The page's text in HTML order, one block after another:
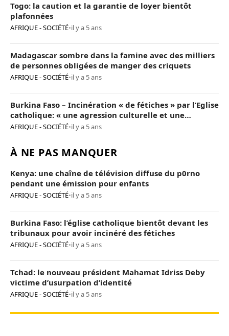
Togo: la caution et la garantie de loyer bientôt
plafonnées
AFRIQUE - SOCIÉTÉ•il y a 5 ans
Madagascar sombre dans la famine avec des milliers
de personnes obligées de manger des criquets
AFRIQUE - SOCIÉTÉ•il y a 5 ans
Burkina Faso – Incinération « de fétiches » par l’Eglise
catholique: « une agression culturelle et une
provocation de trop »
AFRIQUE - SOCIÉTÉ•il y a 5 ans
À NE PAS MANQUER
Kenya: une chaîne de télévision diffuse du p0rno
pendant une émission pour enfants
AFRIQUE - SOCIÉTÉ•il y a 5 ans
Burkina Faso: l’église catholique bientôt devant les
tribunaux pour avoir incinéré des fétiches
AFRIQUE - SOCIÉTÉ•il y a 5 ans
Tchad: le nouveau président Mahamat Idriss Deby
victime d’usurpation d’identité
AFRIQUE - SOCIÉTÉ•il y a 5 ans